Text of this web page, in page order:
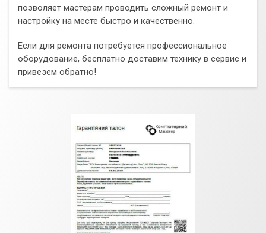
позволяет мастерам проводить сложный ремонт и
настройку на месте быстро и качественно.
Если для ремонта потребуется профессиональное
оборудование, бесплатно доставим технику в сервис и
привезем обратно!